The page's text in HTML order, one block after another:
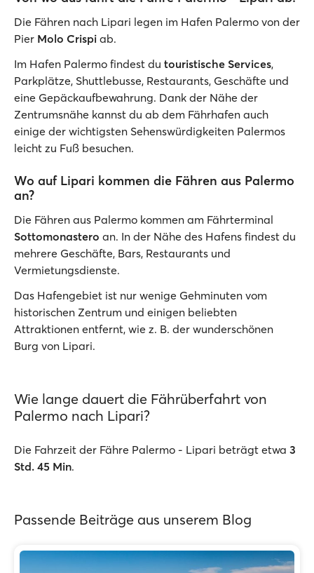
Die Fähren nach Lipari legen im Hafen Palermo von der
Pier Molo Crispi ab.
Im Hafen Palermo findest du touristische Services,
Parkplätze, Shuttlebusse, Restaurants, Geschäfte und
eine Gepäckaufbewahrung. Dank der Nähe der
Zentrumsnähe kannst du ab dem Fährhafen auch
einige der wichtigsten Sehenswürdigkeiten Palermos
leicht zu Fuß besuchen.
Wo auf Lipari kommen die Fähren aus Palermo
an?
Die Fähren aus Palermo kommen am Fährterminal
Sottomonastero an. In der Nähe des Hafens findest du
mehrere Geschäfte, Bars, Restaurants und
Vermietungsdienste.
Das Hafengebiet ist nur wenige Gehminuten vom
historischen Zentrum und einigen beliebten
Attraktionen entfernt, wie z. B. der wunderschönen
Burg von Lipari.
Wie lange dauert die Fährüberfahrt von
Palermo nach Lipari?
Die Fahrzeit der Fähre Palermo - Lipari beträgt etwa 3
Std. 45 Min.
Passende Beiträge aus unserem Blog